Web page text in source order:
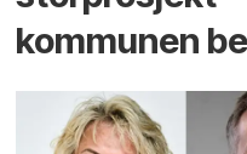
kommunen